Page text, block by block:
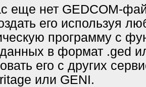
еще нет GEDCOM-
его используя
программу с
данных в формат .ged
его с других
или GENI.